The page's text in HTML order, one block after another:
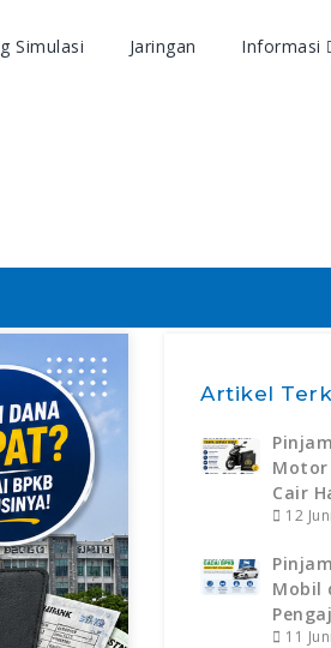
Simulasi Jaringan Informasi
Artikel
Motor
Cair
12
Mobil
11